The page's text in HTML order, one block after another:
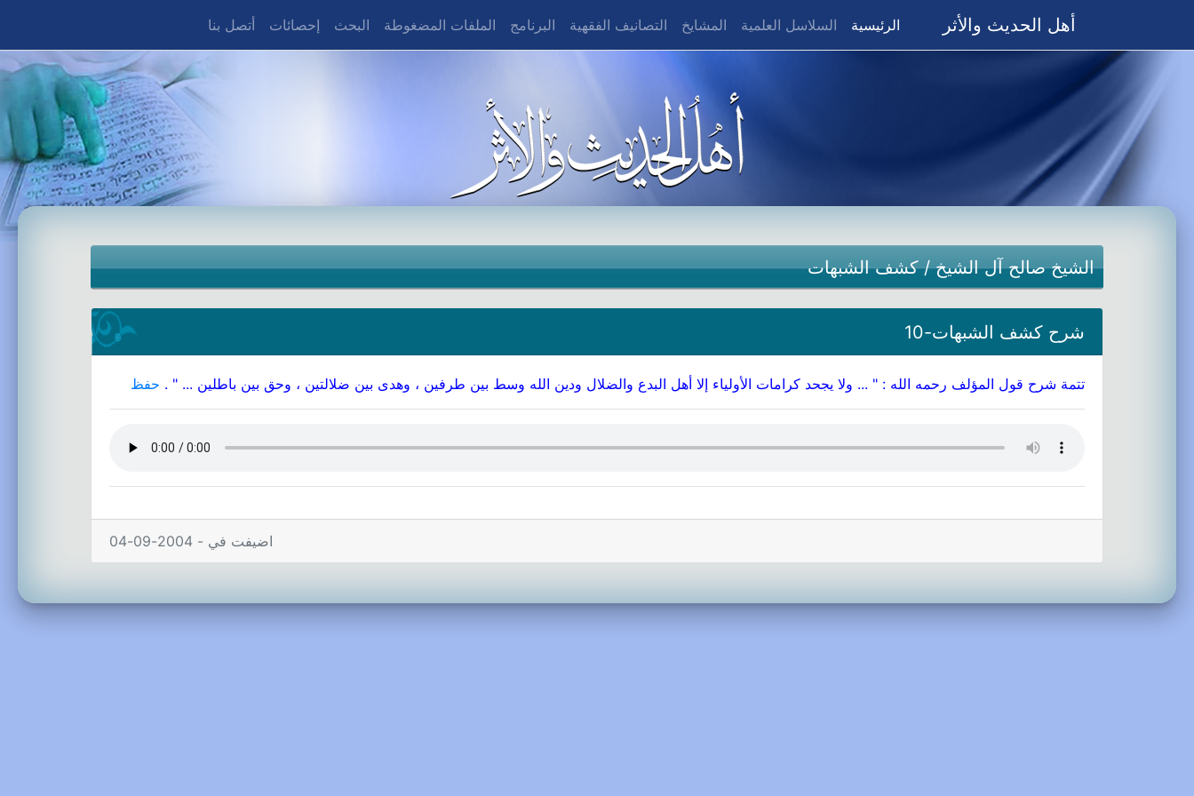
أهل الحديث والأثر الرئيسية السلاسل العلمية المشايخ التصانيف الفقهية البرنامج الملفات المضغوطة البحث إحصائات أتصل بنا
الشيخ صالح آل الشيخ/كشف الشبهات
شرح كشف الشبهات-10
تتمة شرح قول المؤلف رحمه الله : " ... ولا يجحد كرامات الأولياء إلا أهل البدع والضلال ودين الله وسط بين طرفين ، وهدى بين ضلالتين ، وحق بين باطلين ... " . حفظ
اضيفت في - 2004-09-04